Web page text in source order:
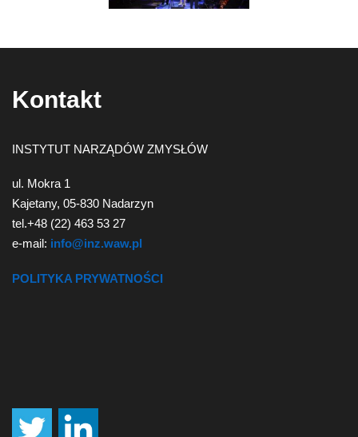
Kontakt
INSTYTUT NARZĄDÓW ZMYSŁÓW
ul. Mokra 1
Kajetany, 05-830 Nadarzyn
tel.+48 (22) 463 53 27
e-mail: info@inz.waw.pl
POLITYKA PRYWATNOŚCI